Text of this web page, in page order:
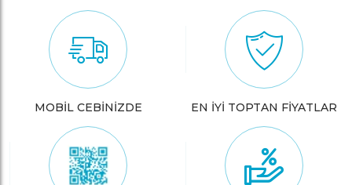
MOBİL CEBİNİZDE EN İYİ TOPTAN FİYATLAR